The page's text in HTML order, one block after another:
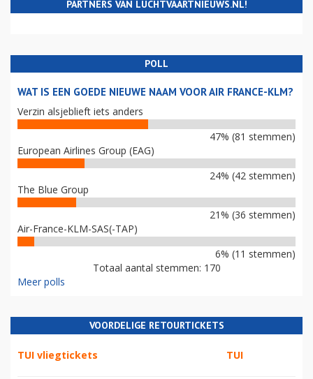
PARTNERS VAN LUCHTVAARTNIEUWS.NL!
POLL
WAT IS EEN GOEDE NIEUWE NAAM VOOR AIR FRANCE-KLM?
Verzin alsjeblieft iets anders
47% (81 stemmen)
European Airlines Group (EAG)
24% (42 stemmen)
The Blue Group
21% (36 stemmen)
Air-France-KLM-SAS(-TAP)
6% (11 stemmen)
Totaal aantal stemmen: 170
Meer polls
VOORDELIGE RETOURTICKETS
TUI vliegtickets TUI